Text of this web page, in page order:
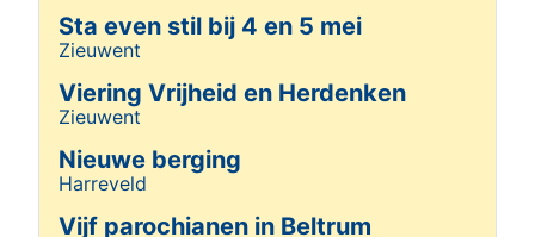
Sta even stil bij 4 en 5 mei
Details
Zieuwent
Viering Vrijheid en Herdenken
Details
Zieuwent
Nieuwe berging
Details
Harreveld
Vijf parochianen in Beltrum